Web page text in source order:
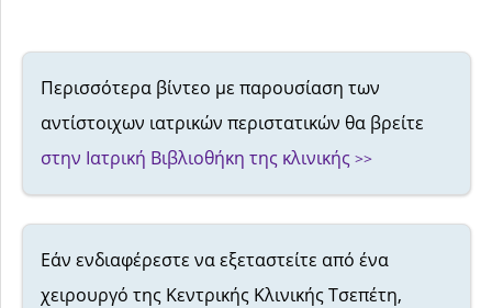
Περισσότερα βίντεο με παρουσίαση των
αντίστοιχων ιατρικών περιστατικών θα βρείτε
στην Ιατρική Βιβλιοθήκη της κλινικής>>
Εάν ενδιαφέρεστε να εξεταστείτε από ένα
χειρουργό της Κεντρικής Κλινικής Τσεπέτη,